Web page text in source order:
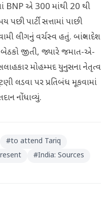
BNP એ 300 માંથી 20 થી
પાર્ટી સત્તામાં પાછી
લીગનું વર્ચસ્વ હતું. બાંગ્લાદેશ
જીતી, જ્યારે જમાત-એ-
મોહમ્મદ યુનુસના નેતૃત્વ
લડવા પર પ્રતિબંધ મૂકવામાં
નોંધાવ્યું.
#to attend Tariq
#India: Sources